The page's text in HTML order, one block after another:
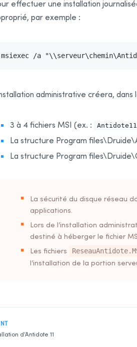
effectuer une installation
par exemple :
msiexec /a
administrative créera,
3 à 4 fichiers MSI (ex. :
La structure Program
La structure Program
La sécurité du disque réseau
applications.
Lors de l’installation
destiné à héberger le fichier
Les fichiers
l’installation de la portion
d’Antidote 11